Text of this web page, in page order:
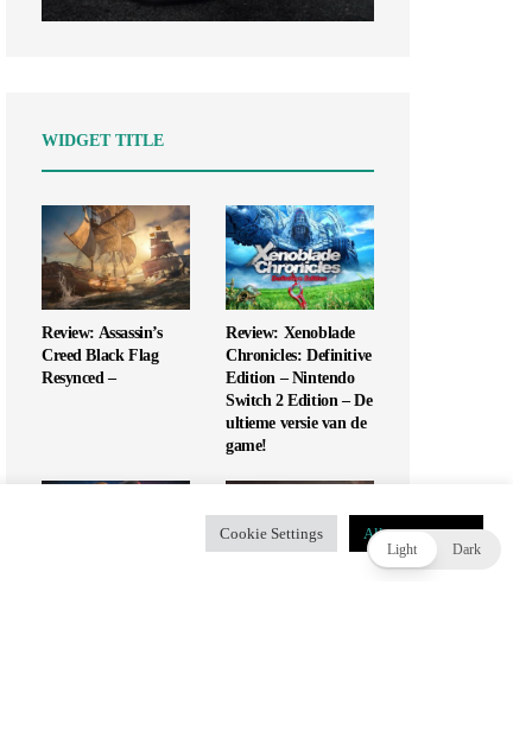
WIDGET TITLE
Review: Assassin’s
Creed Black Flag
Resynced –
Review: Xenoblade
Chronicles: Definitive
Edition – Nintendo
Switch 2 Edition – De
ultieme versie van de
game!
Cookie Settings Alles accepteren
Light Dark